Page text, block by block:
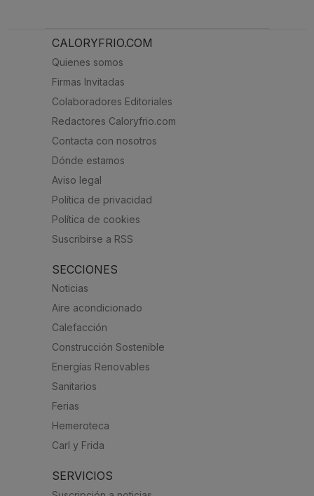
CALORYFRIO.COM
Quienes somos
Firmas Invitadas
Colaboradores Editoriales
Redactores Caloryfrio.com
Contacta con nosotros
Dónde estamos
Aviso legal
Política de privacidad
Política de cookies
Suscribirse a RSS
SECCIONES
Noticias
Aire acondicionado
Calefacción
Construcción Sostenible
Energías Renovables
Sanitarios
Ferias
Hemeroteca
Carl y Frida
SERVICIOS